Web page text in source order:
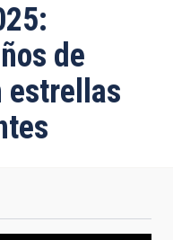
de
estrellas